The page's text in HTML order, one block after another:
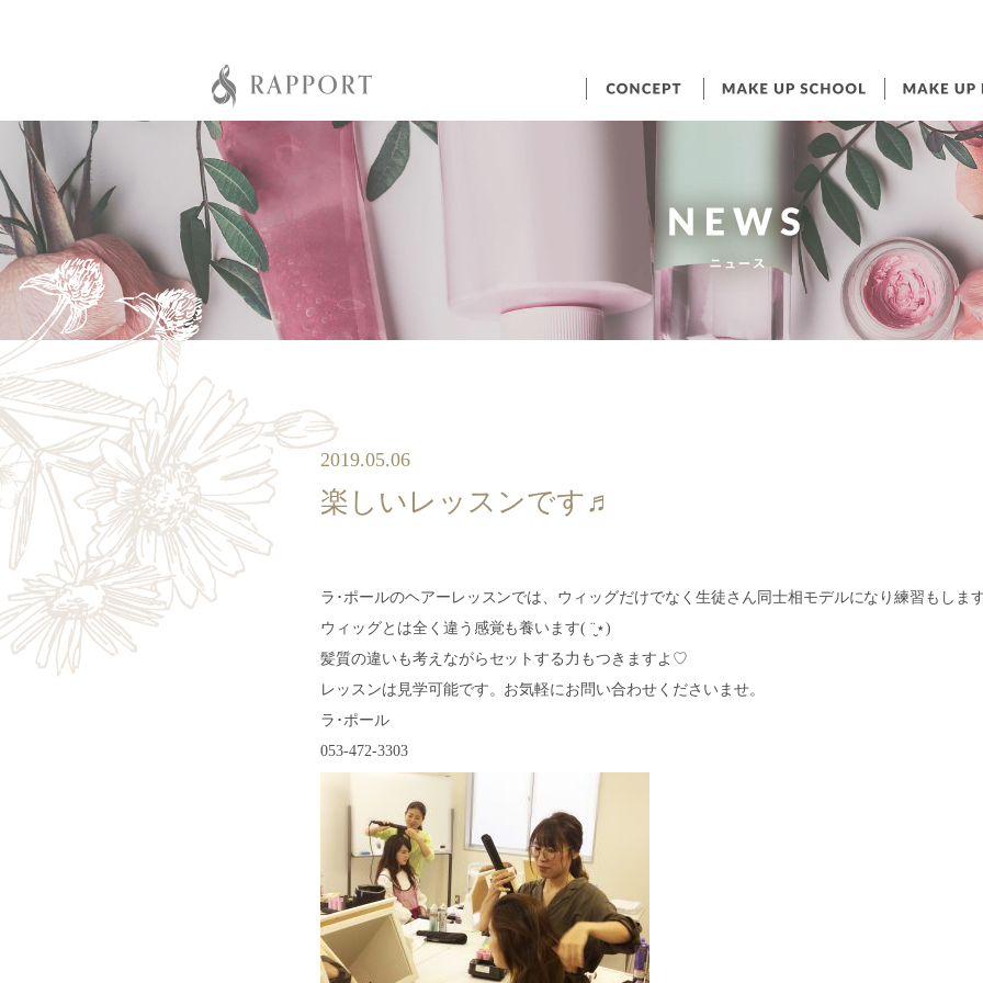
2019.05.06
楽しいレッスンです♬
ラ･ポールのヘアーレッスンでは、ウィッグだけでなく生徒さん同士相モデルになり練習もしま
ウィッグとは全く違う感覚も養います( ¨̮⋆)
髪質の違いも考えながらセットする力もつきますよ♡
レッスンは見学可能です。お気軽にお問い合わせくださいませ。
ラ･ポール
053-472-3303